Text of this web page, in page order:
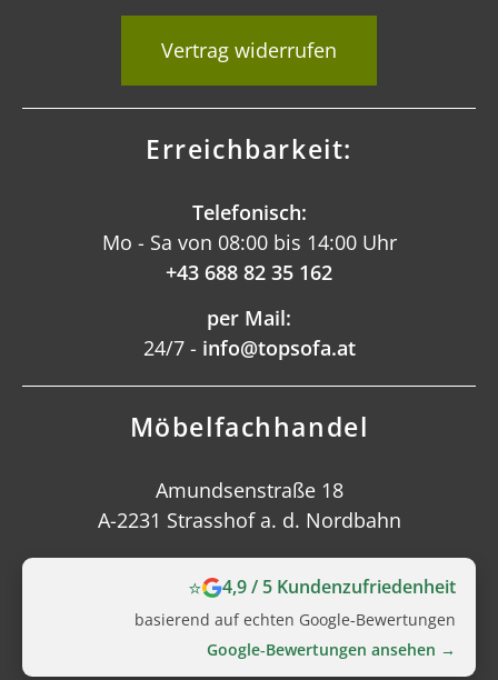
Vertrag widerrufen
Erreichbarkeit:
Telefonisch:
Mo - Sa von 08:00 bis 14:00 Uhr
+43 688 82 35 162
per Mail:
24/7 - info@topsofa.at
Möbelfachhandel
Amundsenstraße 18
A-2231 Strasshof a. d. Nordbahn
⭐ 4,9 / 5 Kundenzufriedenheit
basierend auf echten Google‑Bewertungen
Google‑Bewertungen ansehen →